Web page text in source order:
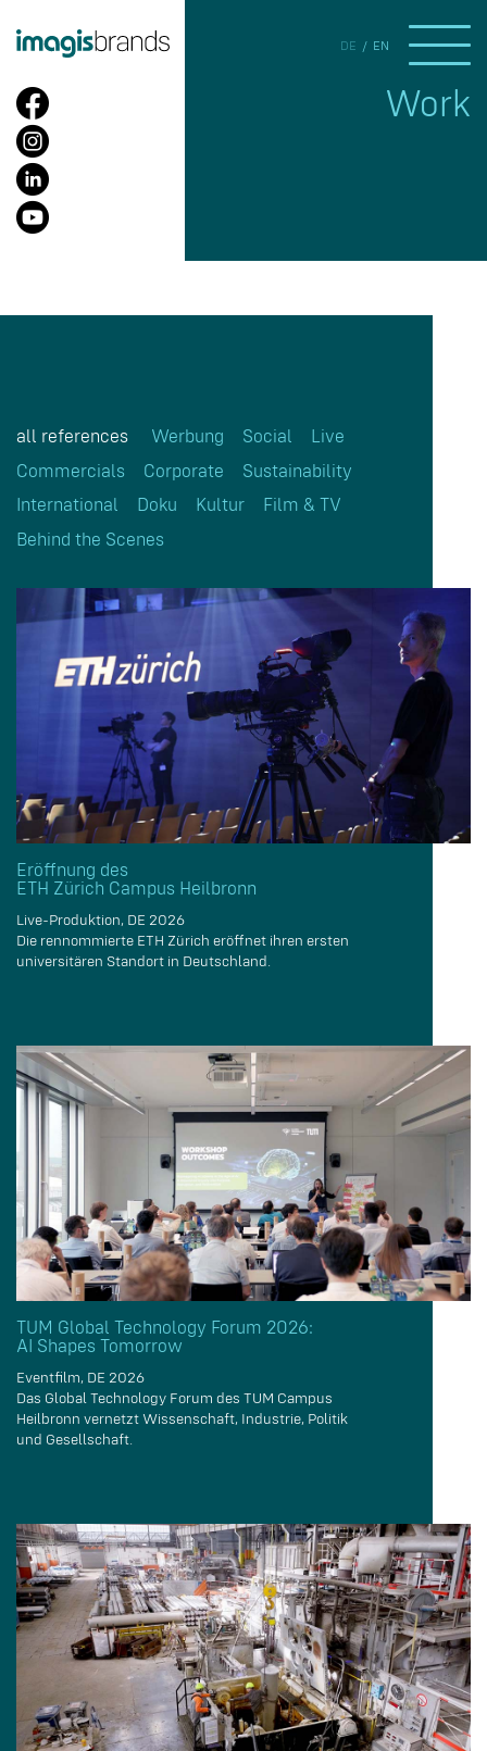
DE EN
Work
all references Werbung Social
Live
Commercials
Corporate
Sustainability
International
Doku Kultur
Film & TV
Behind the Scenes
Eröffnung des
ETH Zürich Campus Heilbronn
Live-Produktion, DE 2026
Die rennommierte ETH Zürich eröffnet ihren ersten
universitären Standort in Deutschland.
TUM Global Technology Forum 2026:
AI Shapes Tomorrow
Eventfilm, DE 2026
Das Global Technology Forum des TUM Campus
Heilbronn vernetzt Wissenschaft, Industrie, Politik
und Gesellschaft.